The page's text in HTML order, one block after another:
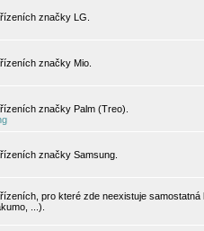
značky LG.
značky Mio.
značky Palm (Treo).
značky Samsung.
pro které zde neexistuje
...).